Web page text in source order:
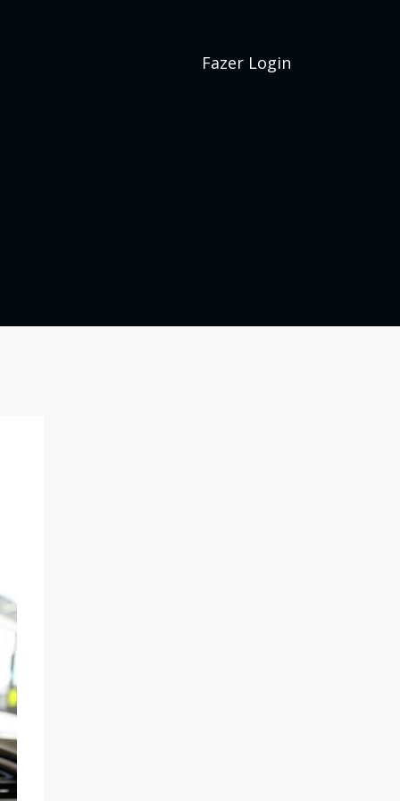
Fazer Login